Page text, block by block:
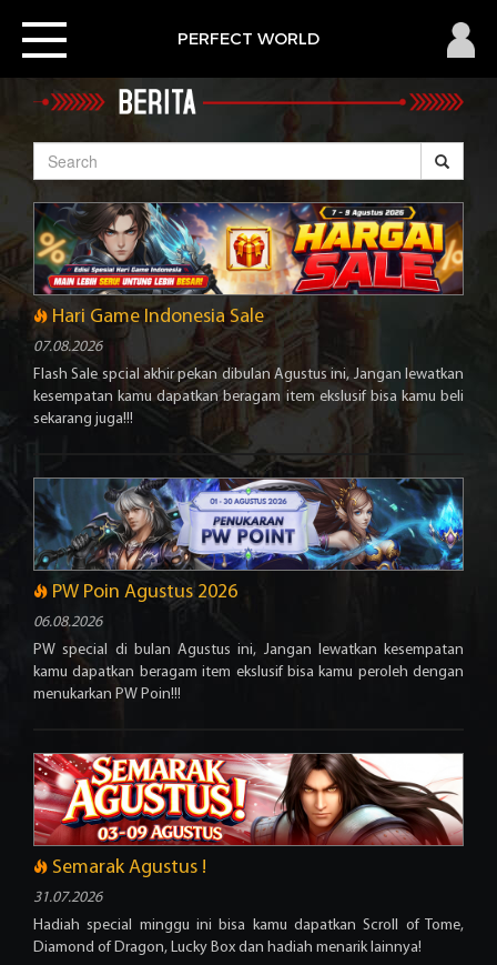
×
Toggle
navigation
PERFECT WORLD
PERFECT
2
Home
News
Member
Download
Redeem
Code
Hari Game Indonesia Sale
07.08.2026
Flash Sale spcial akhir pekan dibulan Agustus ini, Jangan lewatkan
kesempatan kamu dapatkan beragam item ekslusif bisa kamu beli
sekarang juga!!!
PW Poin Agustus 2026
06.08.2026
PW special di bulan Agustus ini, Jangan lewatkan kesempatan
kamu dapatkan beragam item ekslusif bisa kamu peroleh dengan
menukarkan PW Poin!!!
Semarak Agustus !
31.07.2026
Hadiah special minggu ini bisa kamu dapatkan Scroll of Tome,
Diamond of Dragon, Lucky Box dan hadiah menarik lainnya!